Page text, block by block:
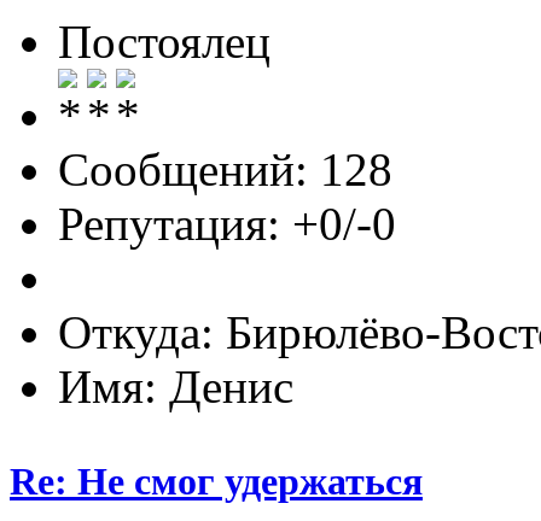
Постоялец
Сообщений: 128
Репутация: +0/-0
Откуда: Бирюлёво-
Имя: Денис
Re: Не смог удержаться